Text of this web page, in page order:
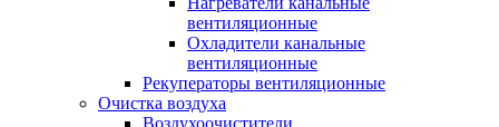
вентиляционные
Охладители канальные
вентиляционные
Рекуператоры вентиляционные
Очистка воздуха
Воздухоочистители